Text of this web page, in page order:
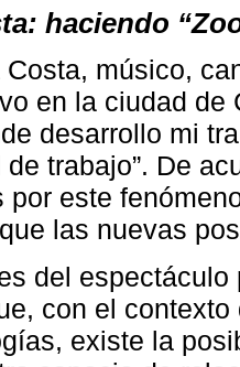
haciendo
Costa, músico,
en la ciudad de
desarrollo mi
trabajo”. De
por este
las nuevas
del
con el
existe la